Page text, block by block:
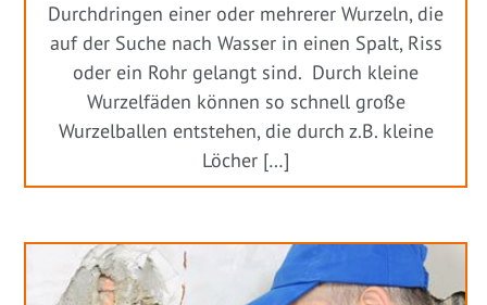
Durchdringen einer oder mehrerer Wurzeln, die
auf der Suche nach Wasser in einen Spalt, Riss
oder ein Rohr gelangt sind. Durch kleine
Wurzelfäden können so schnell große
Wurzelballen entstehen, die durch z.B. kleine
Löcher […]